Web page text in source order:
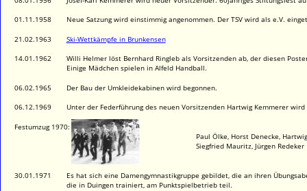
01.11.1958 Neue Satzung wird einstimmig angenommen. Der TSV wird als e.V.
21.02.1963 Ski-Wettkämpfe in Brunkensen
14.01.1962
Willi Helmer löst Bernhard Ringleb als Vorsitzenden ab, der diesen
Einige Mädchen spielen in Alfeld Handball.
06.02.1965 Der Bau der Umkleidekabinen wird begonnen.
06.12.1969 Unter der Federführung des neuen Vorsitzenden Hartwig Kemmerer
Festumzug 1970:
Paul Ölke, Horst Denecke,
Siegfried Mauritz, Jürgen Redeker
30.01.1971
Es hat sich eine Damengymnastikgruppe gebildet, die an ihren
die in Duingen trainiert, am Punktspielbetrieb teil.